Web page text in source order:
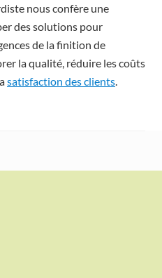
nous confère une
des solutions pour
de la finition de
la qualité, réduire les coûts
satisfaction des clients